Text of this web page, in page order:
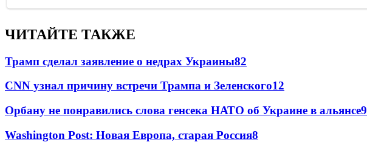
ЧИТАЙТЕ ТАКЖЕ
Трамп сделал заявление о недрах Украины82
CNN узнал причину встречи Трампа и Зеленского12
Орбану не понравились слова генсека НАТО об Украине в альянсе9
Washington Post: Новая Европа, старая Россия8